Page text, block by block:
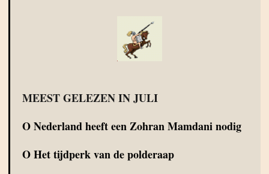
MEEST GELEZEN IN JULI
ONederland heeft een Zohran Mamdani nodig
OHet tijdperk van de polderaap